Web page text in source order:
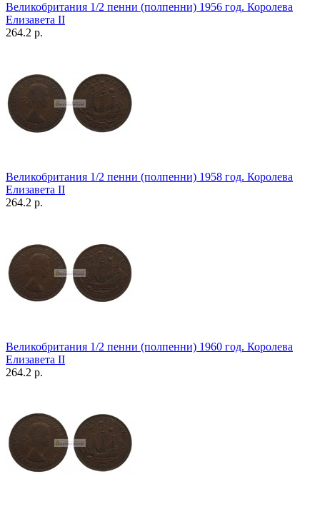
Великобритания 1/2 пенни (полпенни) 1956 год. Королева
Елизавета II
264.2 р.
Великобритания 1/2 пенни (полпенни) 1958 год. Королева
Елизавета II
264.2 р.
Великобритания 1/2 пенни (полпенни) 1960 год. Королева
Елизавета II
264.2 р.